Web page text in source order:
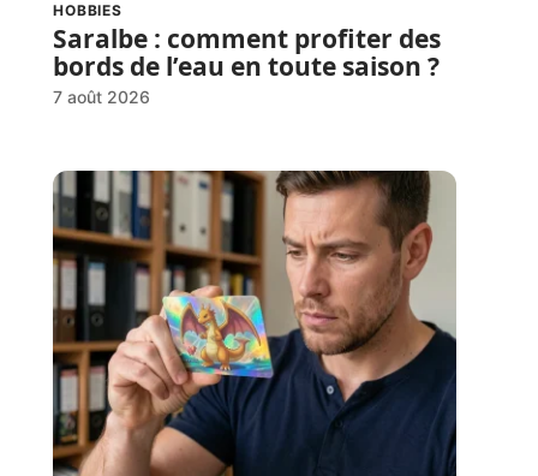
HOBBIES
Saralbe : comment profiter des
bords de l’eau en toute saison ?
7 août 2026